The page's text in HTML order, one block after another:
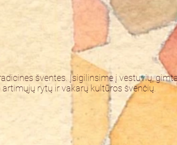
šventes. Įsigilinsime į vestuvių,
rytų ir vakarų kultūros švenčių.